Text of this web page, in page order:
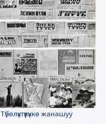
Түбөлүктүүлүккө жанашуу